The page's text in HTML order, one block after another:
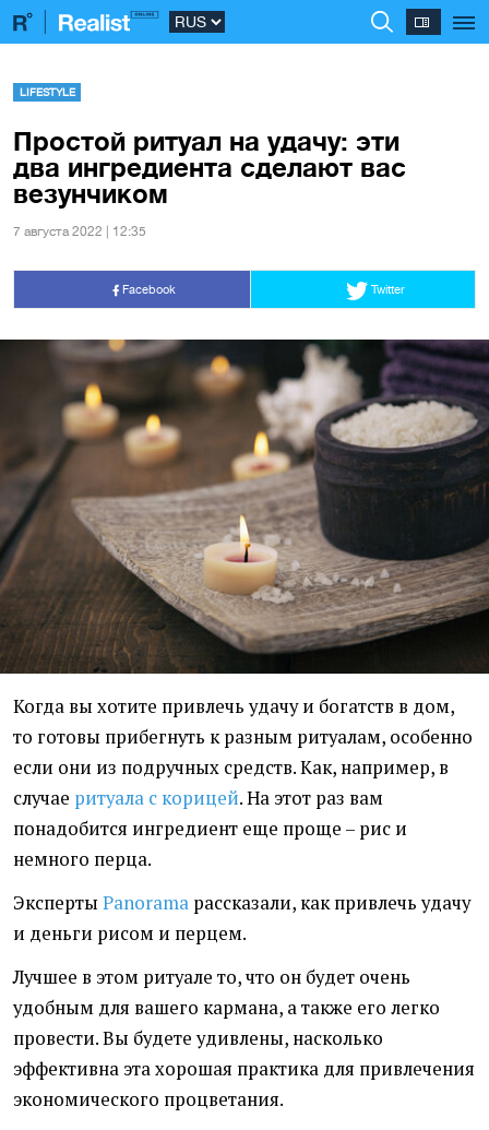
LIFESTYLE
Простой ритуал на удачу: эти
два ингредиента сделают вас
везунчиком
7 августа 2022 | 12:35
Facebook Twitter
Когда вы хотите привлечь удачу и богатств в дом,
то готовы прибегнуть к разным ритуалам, особенно
если они из подручных средств. Как, например, в
случае ритуала с корицей. На этот раз вам
понадобится ингредиент еще проще – рис и
немного перца.
Эксперты Panorama рассказали, как привлечь удачу
и деньги рисом и перцем.
Лучшее в этом ритуале то, что он будет очень
удобным для вашего кармана, а также его легко
провести. Вы будете удивлены, насколько
эффективна эта хорошая практика для привлечения
экономического процветания.